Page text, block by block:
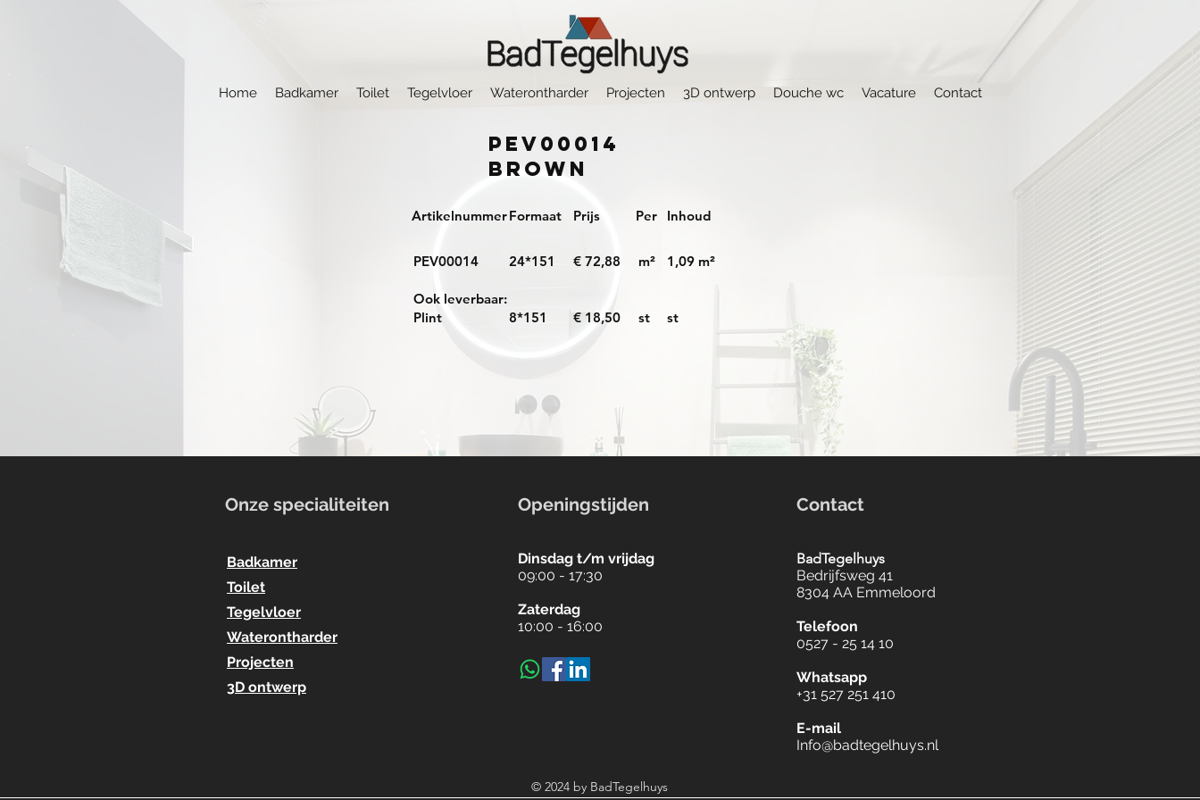
Home Badkamer Toilet Tegelvloer Waterontharder Projecten 3D ontwerp Douche wc Vacature Contact
PEV00014
Brown
ArtikelnummerFormaat Prijs Per Inhoud
24*151
8*151
€ 72,88
€ 18,50
PEV00014
Ook leverbaar:
Plint
m²
st
1,09 m²
st
Onze specialiteiten
Badkamer
Toilet
Tegelvloer
Waterontharder
Projecten
3D ontwerp
Dinsdag t/m vrijdag
09:00 - 17:30
Zaterdag
10:00 - 16:00
Openingstijden
BadTegelhuys
Bedrijfsweg 41
8304 AA Emmeloord
Telefoon
0527 - 25 14 10
Whatsapp
+31 527 251 410
E-mail
Info@badtegelhuys.nl
Contact
© 2024 by BadTegelhuys